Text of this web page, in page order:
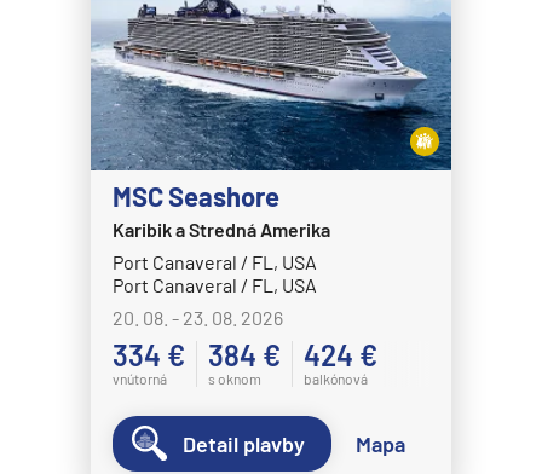
Costa Cruises
Costa Deliziosa
Costa Diadema
Costa Fascinosa
Costa Favolosa
Costa Fortuna
Costa Pacifica
Costa Serena
Costa Smeralda
Costa Toscana
Crystal Cruises
MSC Seashore
Karibik a Stredná Amerika
Port Canaveral / FL, USA
Port Canaveral / FL, USA
20. 08. - 23. 08. 2026
334 €
vnútorná
384 €
s oknom
424 €
balkónová
Detail plavby Mapa